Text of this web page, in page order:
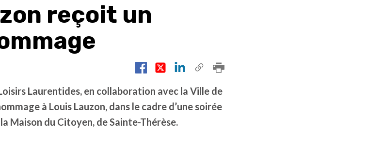
reçoit un
Laurentides, en collaboration avec la Ville de
à Louis Lauzon, dans le cadre d’une soirée
Maison du Citoyen, de Sainte-Thérèse.